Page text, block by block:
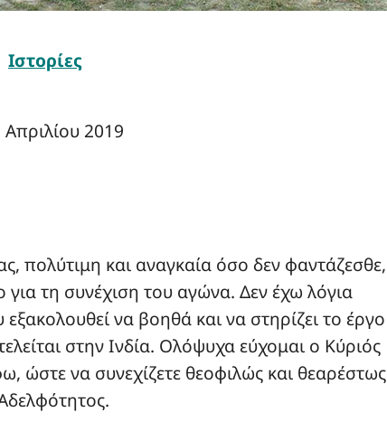
Ιστορίες
Απριλίου 2019
πολύτιμη και αναγκαία όσο δεν φαντάζεσθε,
τη συνέχιση του αγώνα. Δεν έχω λόγια
να βοηθά και να στηρίζει το έργο
στην Ινδία. Ολόψυχα εύχομαι ο Κύριός
ώστε να συνεχίζετε θεοφιλώς και θεαρέστως